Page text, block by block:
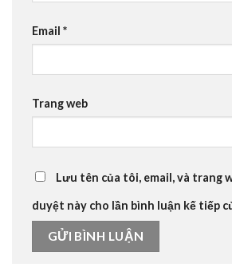
Email *
Trang web
Lưu tên của tôi, email, và trang
duyệt này cho lần bình luận kế tiếp